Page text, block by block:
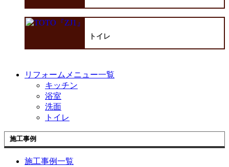
トイレ
リフォームメニュー一覧
キッチン
浴室
洗面
トイレ
施工事例
施工事例一覧